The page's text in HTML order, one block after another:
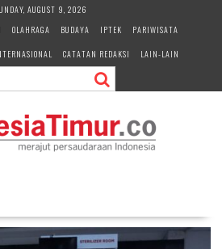
AUGUST 9, 2026
OLAHRAGA BUDAYA IPTEK
PARIWISATA
CATATAN REDAKSI LAIN-LAIN